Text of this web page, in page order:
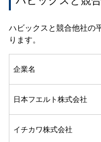
ハビックスと競合他社の
ります。
企業名
日本フエルト株式会社
イチカワ株式会社